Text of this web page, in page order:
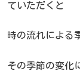
ていただくと
時の流れによる
その季節の変化